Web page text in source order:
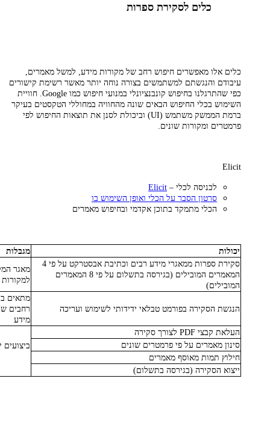
כלים לסקירת ספרות
כלים אלו מאפשרים חיפוש רחב של מקורות מידע, למשל מאמרים,
עיבודם והנגשתם למשתמשים בצורה נוחה יותר מאשר רשימת קישורים
כפי שהתרגלנו בחיפוש קונבנציונלי במנועי חיפוש כמו Google. חוויית
השימוש בכלי החיפוש הבאים שונה מהחוויה במחוללי הטקסטים בעיקר
ברמת הממשק משתמש (UI) וביכולת לסנן את תוצאות החיפוש לפי
פרמטרים ומקורות שונים.
Elicit
לכניסה לכלי – Elicit
סרטון הסבר על הכלי ואופן השימוש בו
הכלי מתמקד בתוכן אקדמי ובחיפוש מאמרים
יכולות
מגבלות
סקירת ספרות ממאגרי מידע רבים וכתיבת אבסטרקט על פי 4
המאמרים המובילים (בגירסה בתשלום על פי 8 המאמרים
המובילים)
מאגר
הנגשת הסקירה בפורמט טבלאי ידידותי לשימוש ועריכה
מתאים
רחבים
מידע
העלאת קבצי PDF לצורך סקירה
ביצועים
סינון מאמרים על פי פרמטרים שונים
חילוץ תמות מאוסף מאמרים
ייצוא הסקירה (בגירסה בתשלום)